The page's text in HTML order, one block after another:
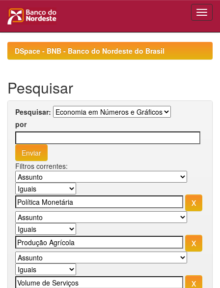
navigationDSpace - BNB - Banco do Nordeste do Brasil
Pesquisar
Pesquisar:
por
Filtros correntes: